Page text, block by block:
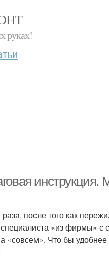
руках!
инструкция.
после того как
«из фирмы»
«совсем». Что бы